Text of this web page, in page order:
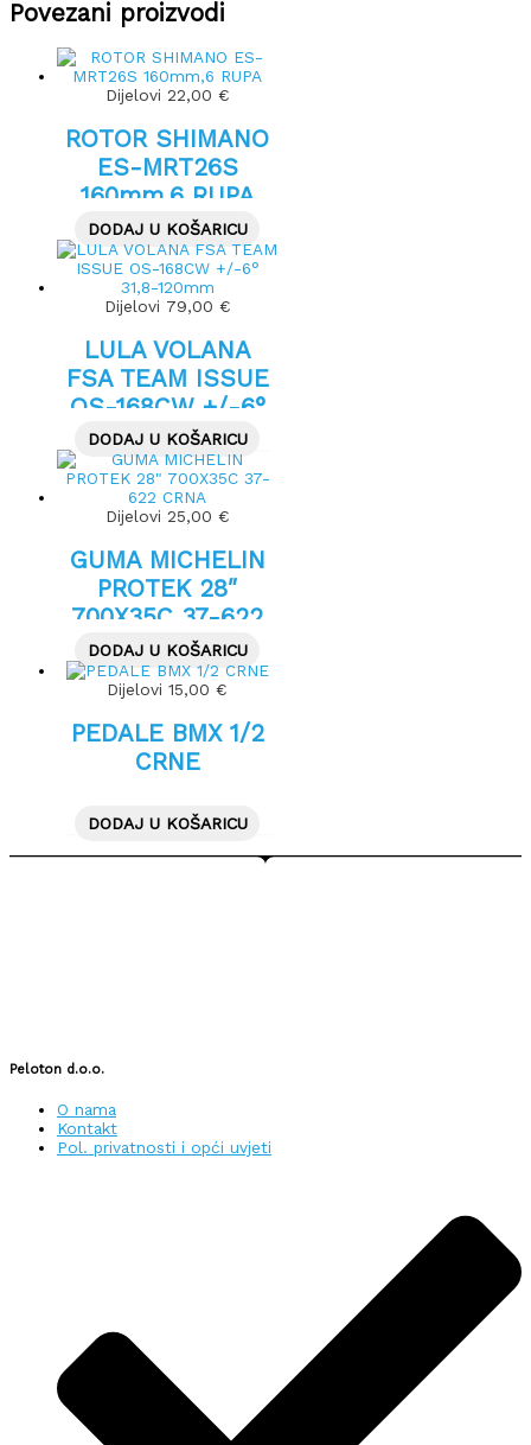
Povezani proizvodi
Dijelovi 22,00 €
ROTOR SHIMANO
ES-MRT26S
160mm,6 RUPA
DODAJ U KOŠARICU
Dijelovi 79,00 €
LULA VOLANA
FSA TEAM ISSUE
OS-168CW +/-6°
31,8-120mm
DODAJ U KOŠARICU
Dijelovi 25,00 €
GUMA MICHELIN
PROTEK 28″
700X35C 37-622
CRNA
DODAJ U KOŠARICU
Dijelovi 15,00 €
PEDALE BMX 1/2
CRNE
DODAJ U KOŠARICU
Peloton d.o.o.
O nama
Kontakt
Pol. privatnosti i opći uvjeti